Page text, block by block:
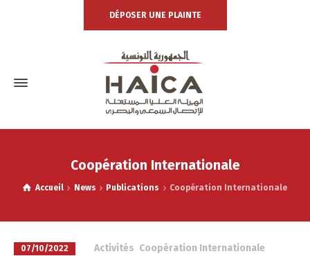
DÉPOSER UNE PLAINTE
Coopération Internationale
Accueil News Publications Coopération Internationale
07/10/2022 Activités Coopération Internationale